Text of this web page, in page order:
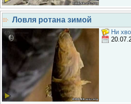
Ловля ротана зимой
Ни